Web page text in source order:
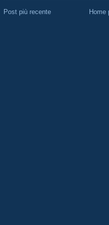
Post più recente Home